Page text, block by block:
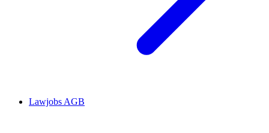
Lawjobs AGB